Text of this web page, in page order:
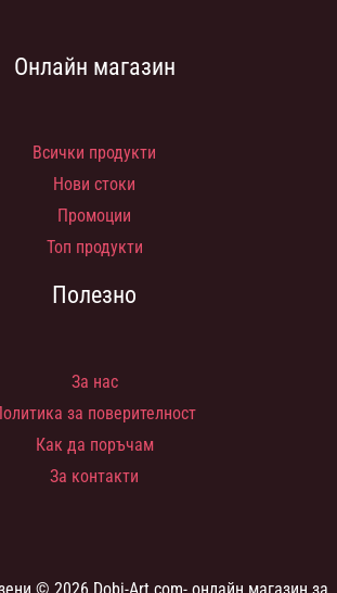
Онлайн магазин
Всички продукти
Нови стоки
Промоции
Топ продукти
Полезно
За нас
за поверителност
Как да поръчам
За контакти